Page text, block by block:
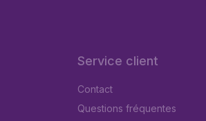
Service client
Contact
Questions fréquentes